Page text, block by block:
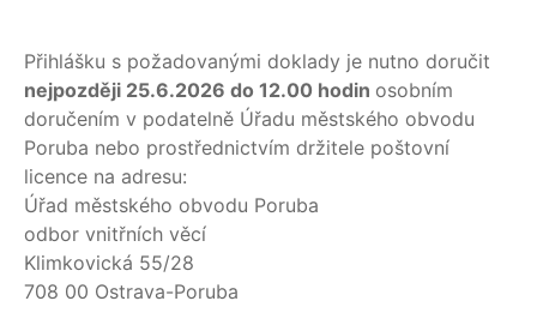
Přihlášku s požadovanými doklady je nutno doručit
nejpozději 25.6.2026 do 12.00 hodin osobním
doručením v podatelně Úřadu městského obvodu
Poruba nebo prostřednictvím držitele poštovní
licence na adresu:
Úřad městského obvodu Poruba
odbor vnitřních věcí
Klimkovická 55/28
708 00 Ostrava-Poruba